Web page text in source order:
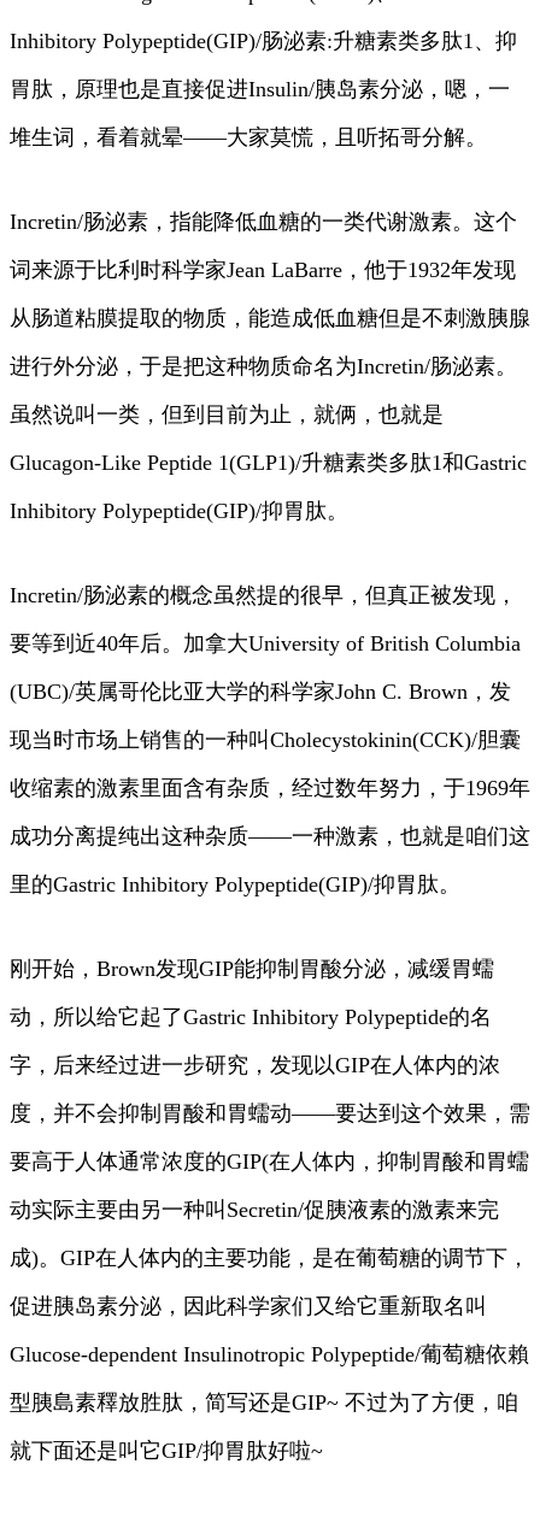
Inhibitory Polypeptide(GIP)/肠泌素:升糖素类多肽1、抑
胃肽，原理也是直接促进Insulin/胰岛素分泌，嗯，一
堆生词，看着就晕——大家莫慌，且听拓哥分解。
Incretin/肠泌素，指能降低血糖的一类代谢激素。这个
词来源于比利时科学家Jean LaBarre，他于1932年发现
从肠道粘膜提取的物质，能造成低血糖但是不刺激胰腺
进行外分泌，于是把这种物质命名为Incretin/肠泌素。
虽然说叫一类，但到目前为止，就俩，也就是
Glucagon-Like Peptide 1(GLP1)/升糖素类多肽1和Gastric
Inhibitory Polypeptide(GIP)/抑胃肽。
Incretin/肠泌素的概念虽然提的很早，但真正被发现，
要等到近40年后。加拿大University of British Columbia
(UBC)/英属哥伦比亚大学的科学家John C. Brown，发
现当时市场上销售的一种叫Cholecystokinin(CCK)/胆囊
收缩素的激素里面含有杂质，经过数年努力，于1969年
成功分离提纯出这种杂质——一种激素，也就是咱们这
里的Gastric Inhibitory Polypeptide(GIP)/抑胃肽。
刚开始，Brown发现GIP能抑制胃酸分泌，减缓胃蠕
动，所以给它起了Gastric Inhibitory Polypeptide的名
字，后来经过进一步研究，发现以GIP在人体内的浓
度，并不会抑制胃酸和胃蠕动——要达到这个效果，需
要高于人体通常浓度的GIP(在人体内，抑制胃酸和胃蠕
动实际主要由另一种叫Secretin/促胰液素的激素来完
成)。GIP在人体内的主要功能，是在葡萄糖的调节下，
促进胰岛素分泌，因此科学家们又给它重新取名叫
Glucose-dependent Insulinotropic Polypeptide/葡萄糖依賴
型胰島素釋放胜肽，简写还是GIP~ 不过为了方便，咱
就下面还是叫它GIP/抑胃肽好啦~